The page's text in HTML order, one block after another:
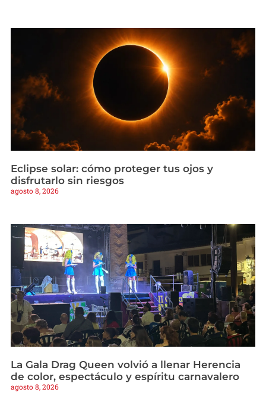
Eclipse solar: cómo proteger tus ojos y
disfrutarlo sin riesgos
agosto 8, 2026
La Gala Drag Queen volvió a llenar Herencia
de color, espectáculo y espíritu carnavalero
agosto 8, 2026